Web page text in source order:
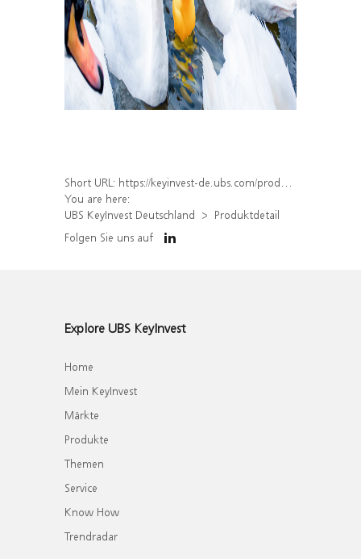
Short URL: https://keyinvest-de.ubs.com/produkt/detail/index/isin/DE000WA80334
You are here:
UBS KeyInvest Deutschland
Produktdetail
Folgen Sie uns auf
Explore UBS KeyInvest
Home
Mein KeyInvest
Märkte
Produkte
Themen
Service
Know How
Trendradar